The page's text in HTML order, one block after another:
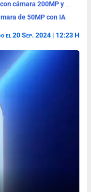
Este Motorola GAMA ALTA se lanzó en 2022, pero es un POTENTE teléfono con cámara 200MP y carga 125W
de 50MP con IA
el 20 Sep. 2024 | 12:23 H